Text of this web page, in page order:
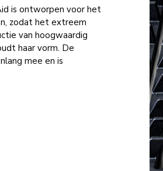
is ontworpen voor het
zodat het extreem
van hoogwaardig
haar vorm. De
mee en is